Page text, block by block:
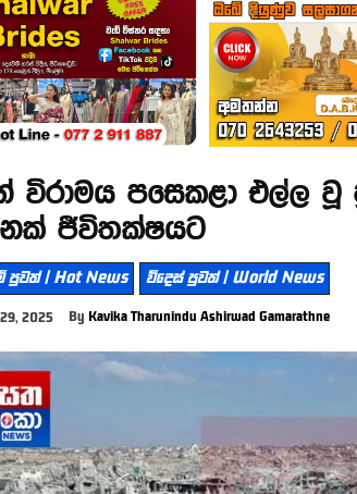
විරාමය පසෙකළා එල්ල වූ
ජීවිතක්ෂයට
| Hot News විදෙස් පුවත් | World News
2025 By Kavika Tharunindu Ashirwad Gamarathne